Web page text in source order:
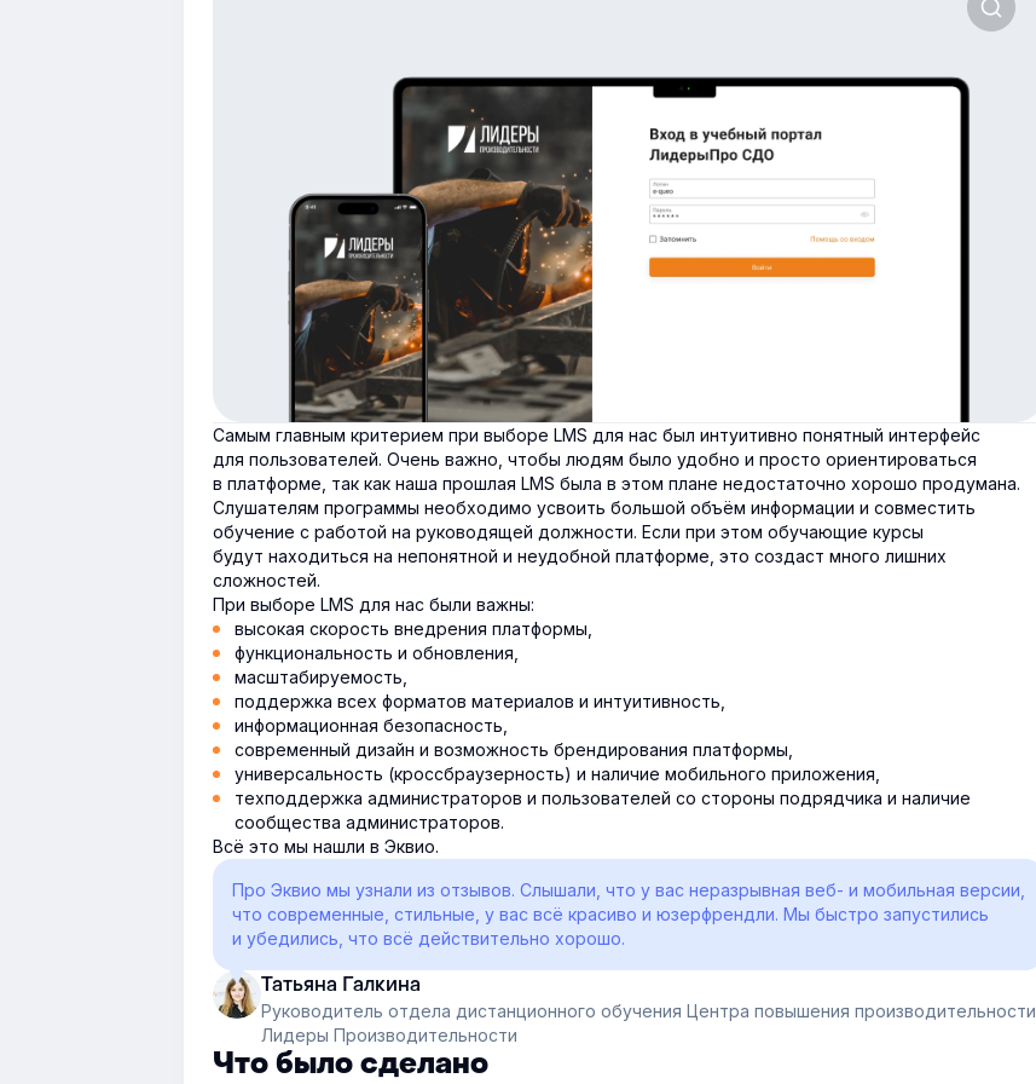
Самым главным критерием при выборе LMS для нас был интуитивно понятный интерфейс
для пользователей. Очень важно, чтобы людям было удобно и просто ориентироваться
в платформе, так как наша прошлая LMS была в этом плане недостаточно хорошо продумана.
Слушателям программы необходимо усвоить большой объём информации и совместить
обучение с работой на руководящей должности. Если при этом обучающие курсы
будут находиться на непонятной и неудобной платформе, это создаст много лишних
сложностей.
При выборе LMS для нас были важны:
высокая скорость внедрения платформы,
функциональность и обновления,
масштабируемость,
поддержка всех форматов материалов и интуитивность,
информационная безопасность,
современный дизайн и возможность брендирования платформы,
универсальность (кроссбраузерность) и наличие мобильного приложения,
техподдержка администраторов и пользователей со стороны подрядчика и наличие
сообщества администраторов.
Всё это мы нашли в Эквио.
Про Эквио мы узнали из отзывов. Слышали, что у вас неразрывная веб- и мобильная версии,
что современные, стильные, у вас всё красиво и юзерфрендли. Мы быстро запустились
и убедились, что всё действительно хорошо.
Татьяна Галкина
Руководитель отдела дистанционного обучения Центра повышения производительности
Лидеры Производительности
Что было сделано